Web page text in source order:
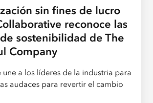
sin fines de lucro
reconoce las
sostenibilidad de The
Company
une a los líderes de la industria para
audaces para revertir el cambio